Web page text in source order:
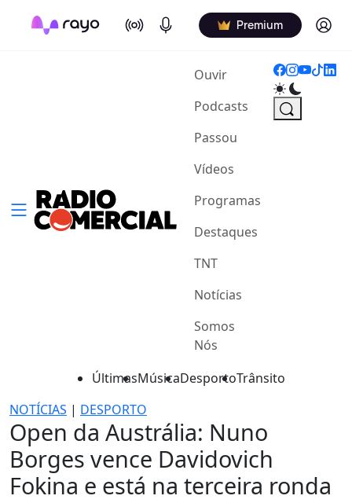
On Air Podcasts Premium Log in
Ouvir(current)
Podcasts
Passou
Vídeos
Programas
Destaques
TNT
Notícias
Somos
Nós
ÚltimasMúsicaDesportoTrânsito
NOTÍCIAS | DESPORTO
Open da Austrália: Nuno
Borges vence Davidovich
Fokina e está na terceira ronda